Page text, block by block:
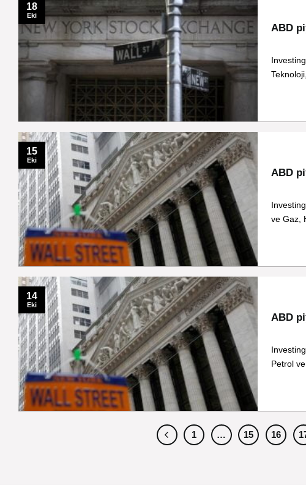
ABD
18
Eki
ABD
ve Gaz,
15
Eki
ABD
Petrol
14
Eki
1 … 15 16